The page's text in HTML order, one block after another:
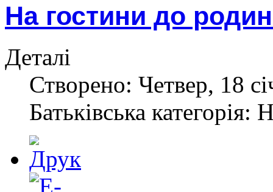
На гостини до
Деталі
Створено: Четвер, 18
Батьківська категорія: